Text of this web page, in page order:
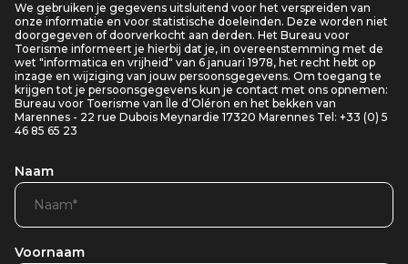
We gebruiken je gegevens uitsluitend voor het verspreiden van
onze informatie en voor statistische doeleinden. Deze worden niet
doorgegeven of doorverkocht aan derden. Het Bureau voor
Toerisme informeert je hierbij dat je, in overeenstemming met de
wet "informatica en vrijheid" van 6 januari 1978, het recht hebt op
inzage en wijziging van jouw persoonsgegevens. Om toegang te
krijgen tot je persoonsgegevens kun je contact met ons opnemen:
Bureau voor Toerisme van Île d’Oléron en het bekken van
Marennes - 22 rue Dubois Meynardie 17320 Marennes Tel: +33 (0) 5
46 85 65 23
Naam
Voornaam